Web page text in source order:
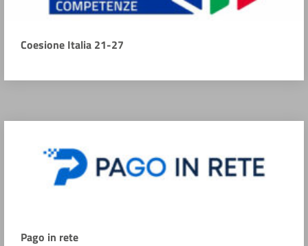
Coesione Italia 21-27
Pago in rete